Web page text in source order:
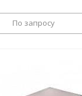
По запросу